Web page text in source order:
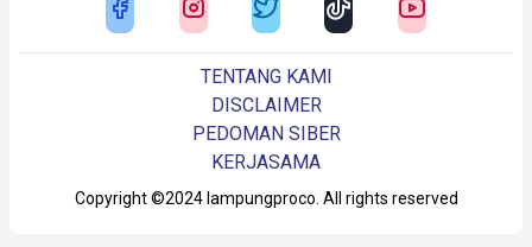
Copyright ©2024 lampungproco. All rights reserved
TENTANG KAMI
DISCLAIMER
PEDOMAN SIBER
KERJASAMA